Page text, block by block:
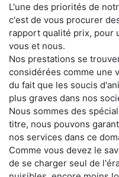
L'une des priorités de
c'est de vous procurer
rapport qualité prix, pour
vous et nous.
Nos prestations se
considérées comme une
du fait que les soucis
plus graves dans nos
Nous sommes des
titre, nous pouvons
nos services dans ce
Comme vous devez le
de se charger seul de